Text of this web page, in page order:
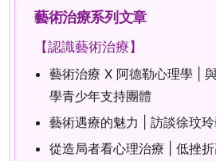
藝術治療系列文章
【認識藝術治療】
藝術治療 X 阿德勒心理學 |
學青少年支持團體
藝術遇療的魅力 | 訪談徐玟
從造局者看心理治療 | 低挫